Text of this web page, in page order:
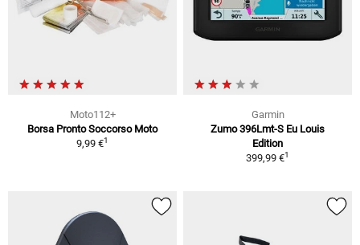
Moto112+
Borsa Pronto Soccorso Moto
9,99 €1
Garmin
Zumo 396Lmt-S Eu Louis
Edition
399,99 €1